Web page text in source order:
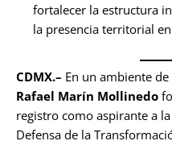
fortalecer la estructura
la presencia territorial
CDMX.– En un ambiente
Rafael Marín Mollinedo
registro como aspirante a
Defensa de la